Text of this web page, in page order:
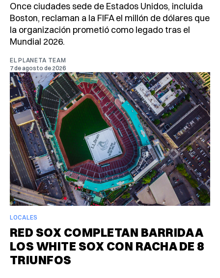
Once ciudades sede de Estados Unidos, incluida
Boston, reclaman a la FIFA el millón de dólares que
la organización prometió como legado tras el
Mundial 2026.
EL PLANETA TEAM
7 de agosto de 2026
LOCALES
RED SOX COMPLETAN BARRIDA A
LOS WHITE SOX CON RACHA DE 8
TRIUNFOS